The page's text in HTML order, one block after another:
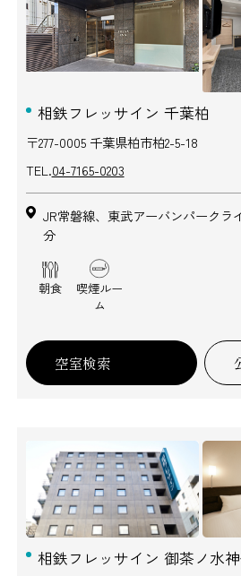
相鉄フレッサイン 千葉柏
〒277-0005 千葉県柏市柏2-5-18
TEL.04-7165-0203
JR常磐線、東武アーバンパークラ
分
朝食
喫煙ルー
ム
空室検索
相鉄フレッサイン 御茶ノ水